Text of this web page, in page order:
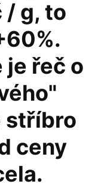
/ g, to
řeč o
stříbro
ceny